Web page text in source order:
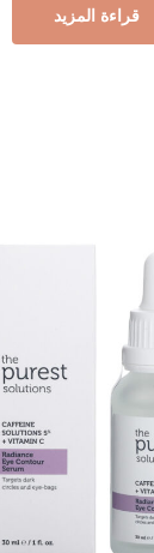
قراءة المزيد